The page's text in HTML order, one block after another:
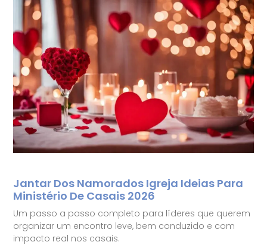
Jantar Dos Namorados Igreja Ideias Para
Ministério De Casais 2026
Um passo a passo completo para líderes que querem
organizar um encontro leve, bem conduzido e com
impacto real nos casais.